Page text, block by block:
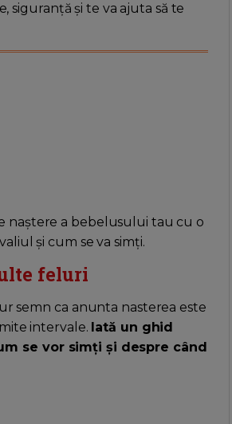
și te va ajuta să te
naştere a bebelusului tau cu o
și cum se va simți.
feluri
semn ca anunta nasterea este
intervale. Iată un ghid
se vor simți și despre când